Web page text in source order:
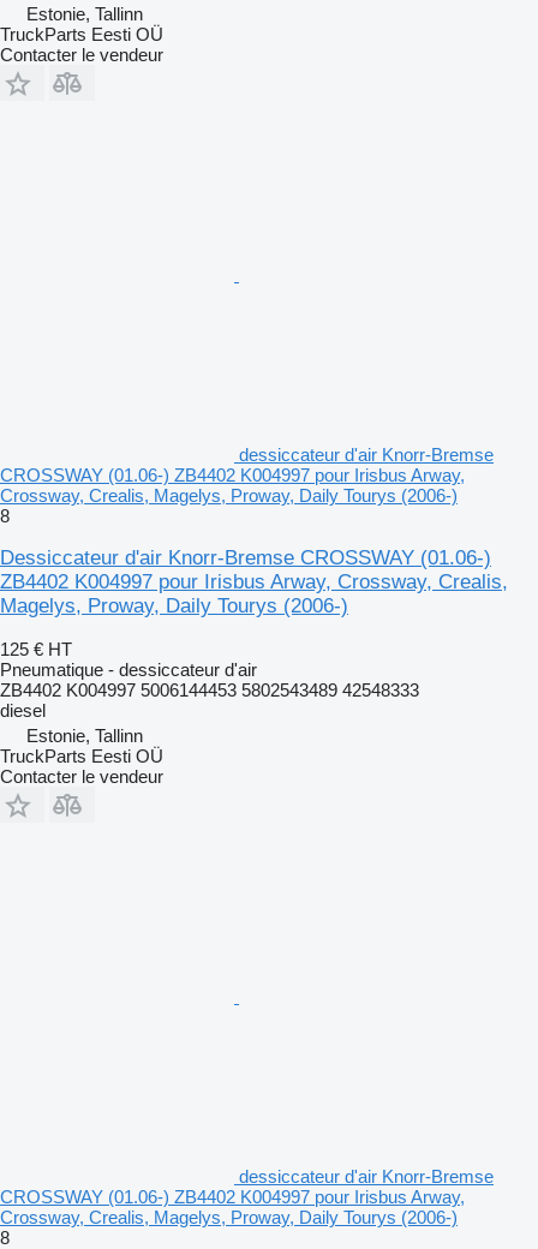
Estonie, Tallinn
TruckParts Eesti OÜ
Contacter le vendeur
dessiccateur d'air Knorr-Bremse
CROSSWAY (01.06-) ZB4402 K004997 pour Irisbus Arway,
Crossway, Crealis, Magelys, Proway, Daily Tourys (2006-)
8
Dessiccateur d'air Knorr-Bremse CROSSWAY (01.06-)
ZB4402 K004997 pour Irisbus Arway, Crossway, Crealis,
Magelys, Proway, Daily Tourys (2006-)
125 € HT
Pneumatique - dessiccateur d'air
ZB4402 K004997 5006144453 5802543489 42548333
diesel
Estonie, Tallinn
TruckParts Eesti OÜ
Contacter le vendeur
dessiccateur d'air Knorr-Bremse
CROSSWAY (01.06-) ZB4402 K004997 pour Irisbus Arway,
Crossway, Crealis, Magelys, Proway, Daily Tourys (2006-)
8